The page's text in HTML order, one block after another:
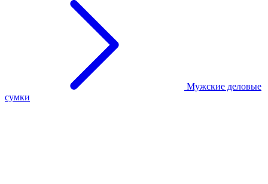
Мужские деловые
сумки